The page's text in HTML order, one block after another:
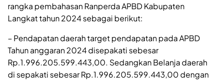
rangka pembahasan Ranperda APBD Kabupaten
Langkat tahun 2024 sebagai berikut:
– Pendapatan daerah target pendapatan pada APBD
Tahun anggaran 2024 disepakati sebesar
Rp.1.996.205.599.443,00. Sedangkan Belanja daerah
di sepakati sebesar Rp.1.996.205.599.443,00 dengan